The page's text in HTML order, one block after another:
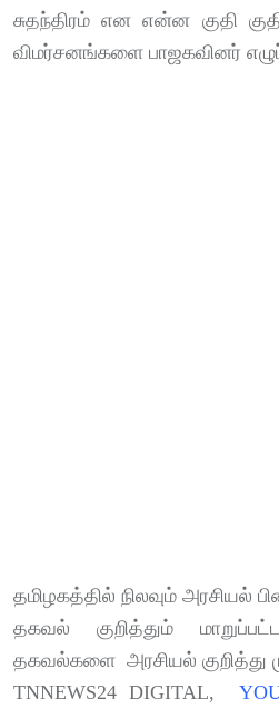
சுதந்திரம் என என்ன குதி
விமர்சனங்களை பாஜகவினர்
தமிழகத்தில் நிலவும் அரசியல்
தகவல் குறித்தும்
தகவல்களை அரசியல் குறித்து
TNNEWS24 DIGITAL,